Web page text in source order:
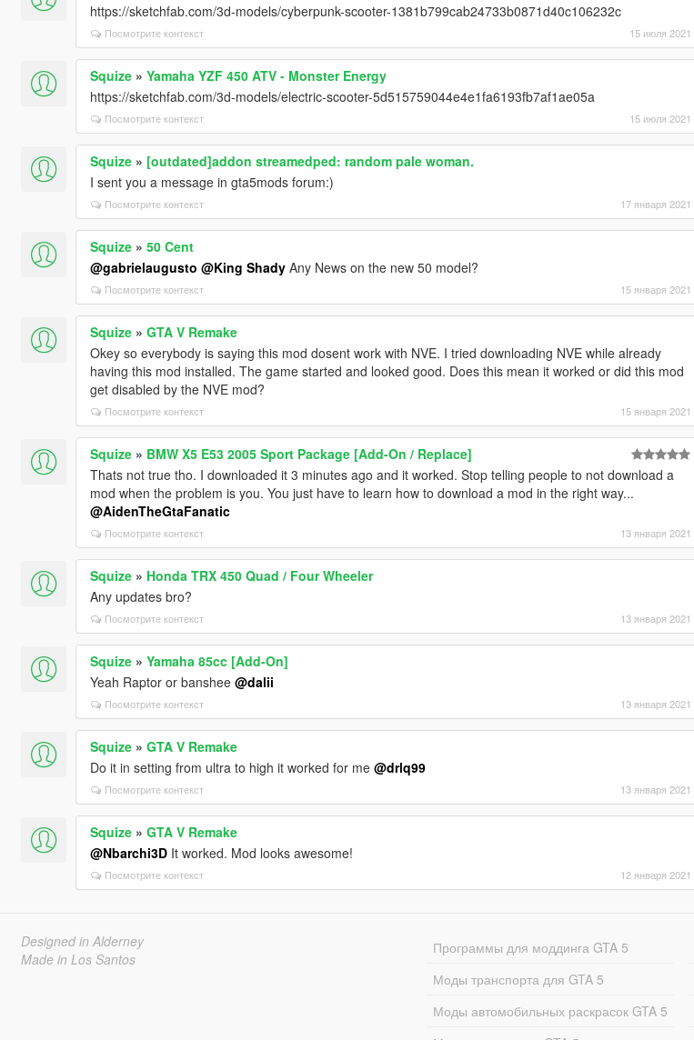
https://sketchfab.com/3d-models/cyberpunk-scooter-1381b799cab24733b0871d40c106232c
Посмотрите контекст 15 июля 2021
Squize» Yamaha YZF 450 ATV - Monster Energy
https://sketchfab.com/3d-models/electric-scooter-5d515759044e4e1fa6193fb7af1ae05a
Посмотрите контекст 15 июля 2021
Squize» [outdated]addon streamedped: random pale woman.
I sent you a message in gta5mods forum:)
Посмотрите контекст 17 января 2021
Squize» 50 Cent
@gabrielaugusto @King ShadyAny News on the new 50 model?
Посмотрите контекст 15 января 2021
Squize» GTA V Remake
Okey so everybody is saying this mod dosent work with NVE. I tried downloading NVE while already
having this mod installed. The game started and looked good. Does this mean it worked or did this mod
get disabled by the NVE mod?
Посмотрите контекст 15 января 2021
Squize» BMW X5 E53 2005 Sport Package [Add-On / Replace]
Thats not true tho. I downloaded it 3 minutes ago and it worked. Stop telling people to not download a
mod when the problem is you. You just have to learn how to download a mod in the right way...
@AidenTheGtaFanatic
Посмотрите контекст 13 января 2021
Squize» Honda TRX 450 Quad / Four Wheeler
Any updates bro?
Посмотрите контекст 13 января 2021
Squize» Yamaha 85cc [Add-On]
Yeah Raptor or banshee @dalii
Посмотрите контекст 13 января 2021
Squize» GTA V Remake
Do it in setting from ultra to high it worked for me @drlq99
Посмотрите контекст 13 января 2021
Squize» GTA V Remake
@Nbarchi3DIt worked. Mod looks awesome!
Посмотрите контекст 12 января 2021
Designed in Alderney
Made in Los Santos
Программы для моддинга GTA 5
Моды транспорта для GTA 5
Моды автомобильных раскрасок GTA 5